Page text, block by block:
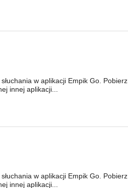
w aplikacji Empik Go. Pobierz
innej aplikacji...
w aplikacji Empik Go. Pobierz
innej aplikacji...